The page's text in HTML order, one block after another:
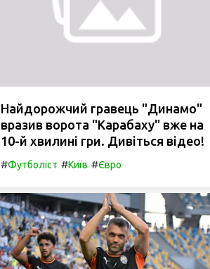
Найдорожчий гравець "Динамо"
вразив ворота "Карабаху" вже на
10-й хвилині гри. Дивіться відео!
#Футболіст #Київ #Євро